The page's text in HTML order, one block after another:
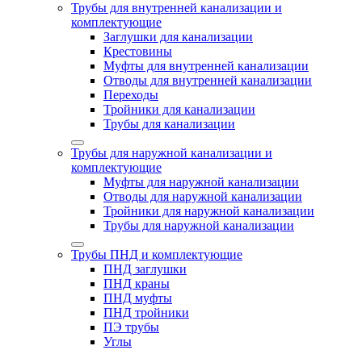
Трубы для внутренней канализации и
комплектующие
Заглушки для канализации
Крестовины
Муфты для внутренней канализации
Отводы для внутренней канализации
Переходы
Тройники для канализации
Трубы для канализации
Трубы для наружной канализации и
комплектующие
Муфты для наружной канализации
Отводы для наружной канализации
Тройники для наружной канализации
Трубы для наружной канализации
Трубы ПНД и комплектующие
ПНД заглушки
ПНД краны
ПНД муфты
ПНД тройники
ПЭ трубы
Углы